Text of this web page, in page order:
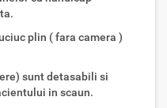
plin ( fara camera )
sunt detasabili si
in scaun.